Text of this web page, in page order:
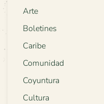
Arte
Boletines
Caribe
Comunidad
Coyuntura
Cultura